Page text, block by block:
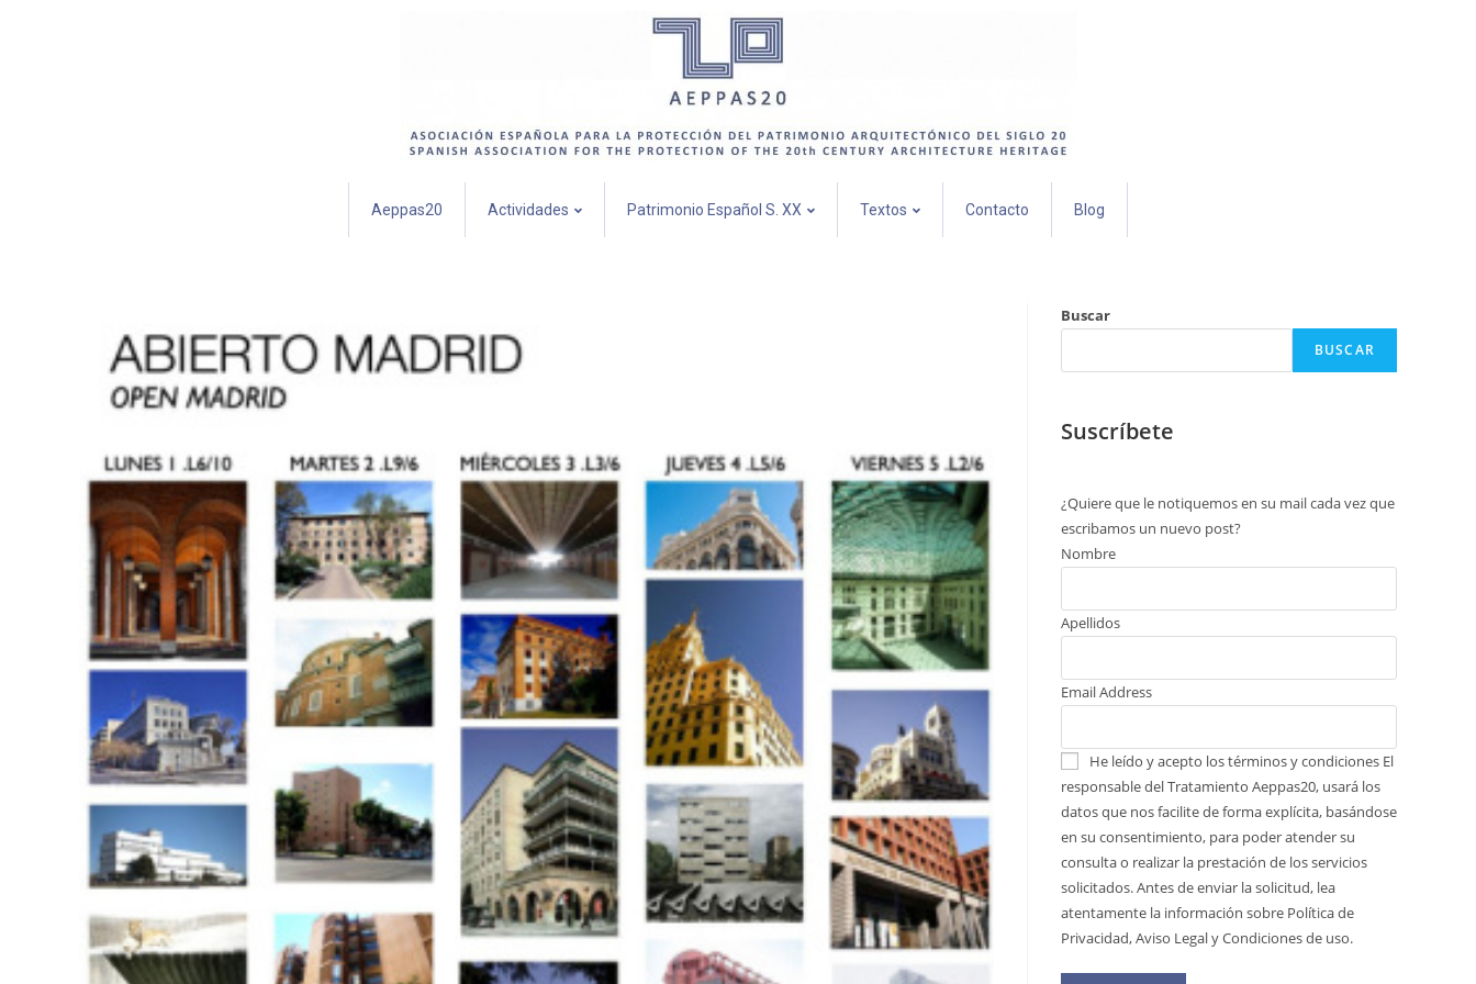
Aeppas20 Actividades Patrimonio Español S. XX Textos Contacto Blog
Buscar
BUSCAR
Suscríbete
¿Quiere que le notiquemos en su mail cada vez que
escribamos un nuevo post?
Nombre
Apellidos
Email Address
He leído y acepto los términos y condiciones El
responsable del Tratamiento Aeppas20, usará los
datos que nos facilite de forma explícita, basándose
en su consentimiento, para poder atender su
consulta o realizar la prestación de los servicios
solicitados. Antes de enviar la solicitud, lea
atentamente la información sobre Política de
Privacidad, Aviso Legal y Condiciones de uso.